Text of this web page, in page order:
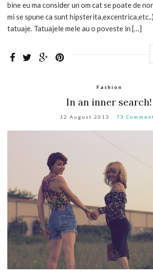
bine eu ma consider un om cat se poate de
mi se spune ca sunt
tatuaje. Tatuajele mele au o poveste in […]
Fashion
In an inner search!
12 August 2013 73